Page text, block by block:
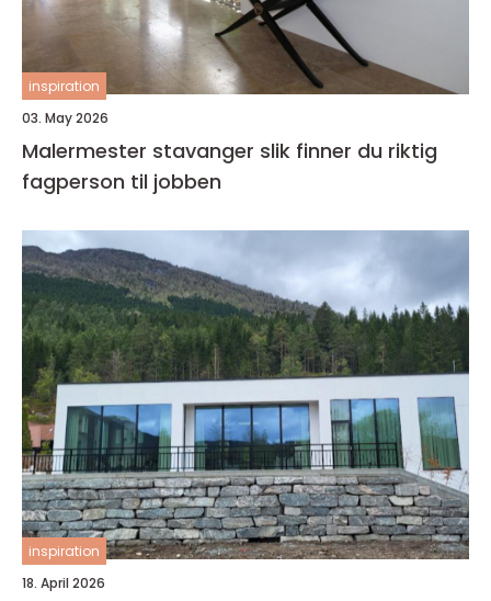
inspiration
03. May 2026
Malermester stavanger slik finner du riktig
fagperson til jobben
inspiration
18. April 2026